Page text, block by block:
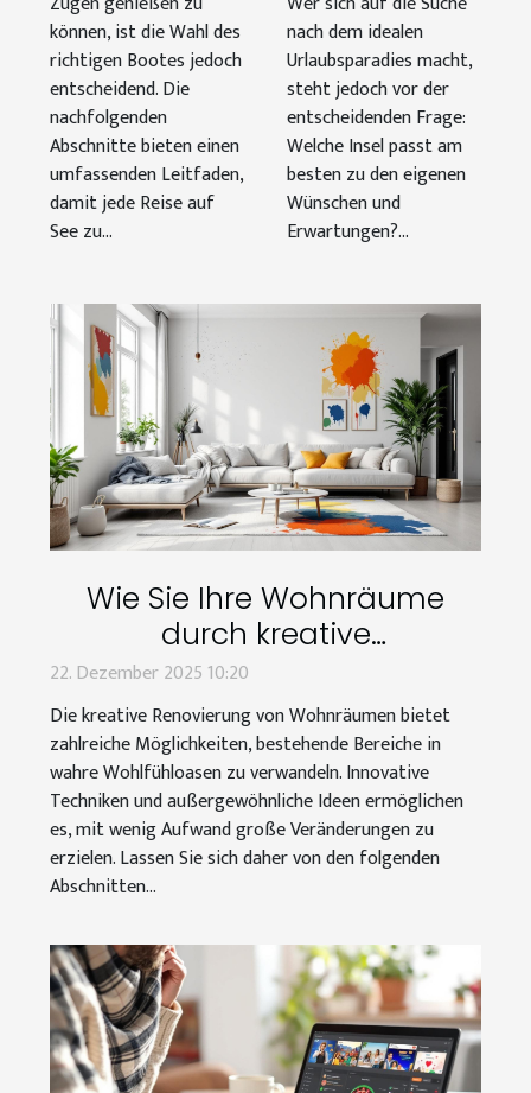
können, ist die Wahl des
richtigen Bootes jedoch
entscheidend. Die
nachfolgenden
Abschnitte bieten einen
umfassenden Leitfaden,
damit jede Reise auf
See zu...
nach dem idealen
Urlaubsparadies macht,
steht jedoch vor der
entscheidenden Frage:
Welche Insel passt am
besten zu den eigenen
Wünschen und
Erwartungen?...
Wie Sie Ihre Wohnräume
durch kreative
Renovierungstechniken
transformieren können
22. Dezember 2025 10:20
Die kreative Renovierung von Wohnräumen bietet
zahlreiche Möglichkeiten, bestehende Bereiche in
wahre Wohlfühloasen zu verwandeln. Innovative
Techniken und außergewöhnliche Ideen ermöglichen
es, mit wenig Aufwand große Veränderungen zu
erzielen. Lassen Sie sich daher von den folgenden
Abschnitten...